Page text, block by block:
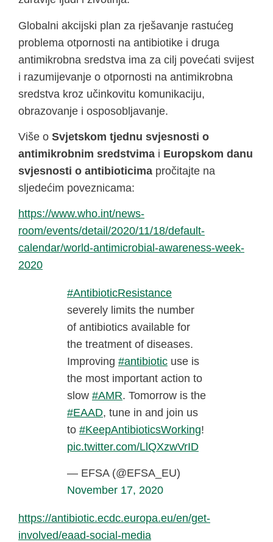
Globalni akcijski plan za rješavanje rastućeg
problema otpornosti na antibiotike i druga
antimikrobna sredstva ima za cilj povećati svijest
i razumijevanje o otpornosti na antimikrobna
sredstva kroz učinkovitu komunikaciju,
obrazovanje i osposobljavanje.
Više o Svjetskom tjednu svjesnosti o
antimikrobnim sredstvima i Europskom danu
svjesnosti o antibioticima pročitajte na
sljedećim poveznicama:
https://www.who.int/news-
room/events/detail/2020/11/18/default-
calendar/world-antimicrobial-awareness-week-
2020
#AntibioticResistance
severely limits the number
of antibiotics available for
the treatment of diseases.
Improving #antibiotic use is
the most important action to
slow #AMR. Tomorrow is the
#EAAD, tune in and join us
to #KeepAntibioticsWorking!
pic.twitter.com/LlQXzwVrID
— EFSA (@EFSA_EU)
November 17, 2020
https://antibiotic.ecdc.europa.eu/en/get-
involved/eaad-social-media